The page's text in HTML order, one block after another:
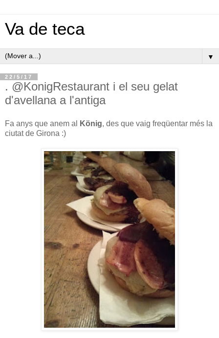
Va de teca
▼
22/5/17
. @KonigRestaurant i el seu gelat
d'avellana a l'antiga
Fa anys que anem al König, des que vaig freqüentar més la
ciutat de Girona :)